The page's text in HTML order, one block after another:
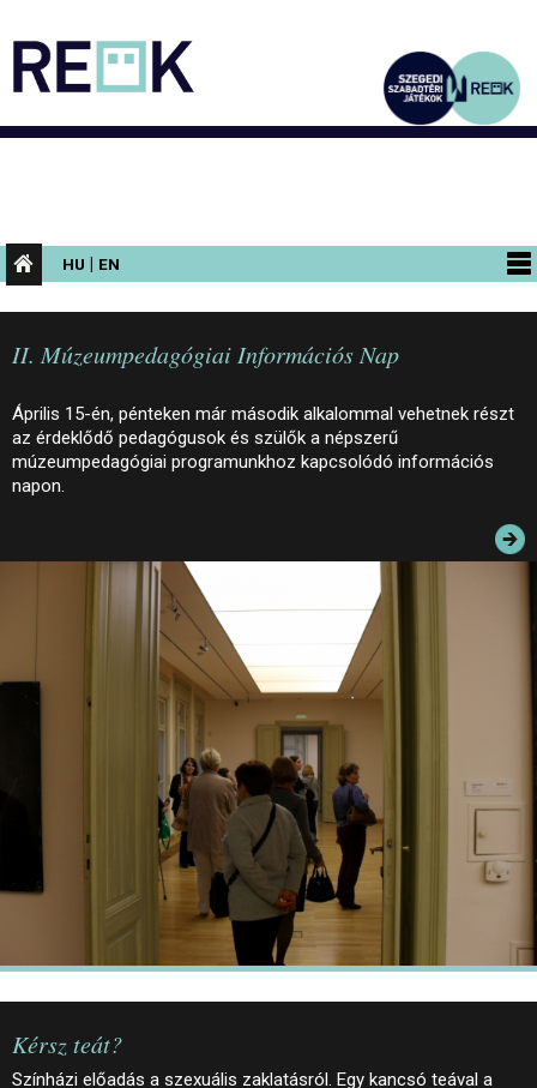
HU | EN
PROGRAMOK
KIÁLLÍTÁSOK
AZ ÉPÜLET
INFORMÁCIÓK
ELÉRHETŐSÉG
PALOTASÉTÁK ÉS VEZETÉSEK
KÖZÉRDEKŰ ADATOK
II. Múzeumpedagógiai Információs Nap
Április 15-én, pénteken már második alkalommal vehetnek részt
az érdeklődő pedagógusok és szülők a népszerű
múzeumpedagógiai programunkhoz kapcsolódó információs
napon.
Kérsz teát?
Színházi előadás a szexuális zaklatásról. Egy kancsó teával a